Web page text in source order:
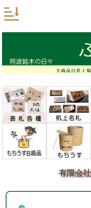
有限会